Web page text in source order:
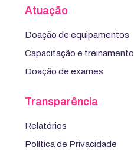
Atuação
Doação de equipamentos
Capacitação e treinamento
Doação de exames
Transparência
Relatórios
Política de Privacidade